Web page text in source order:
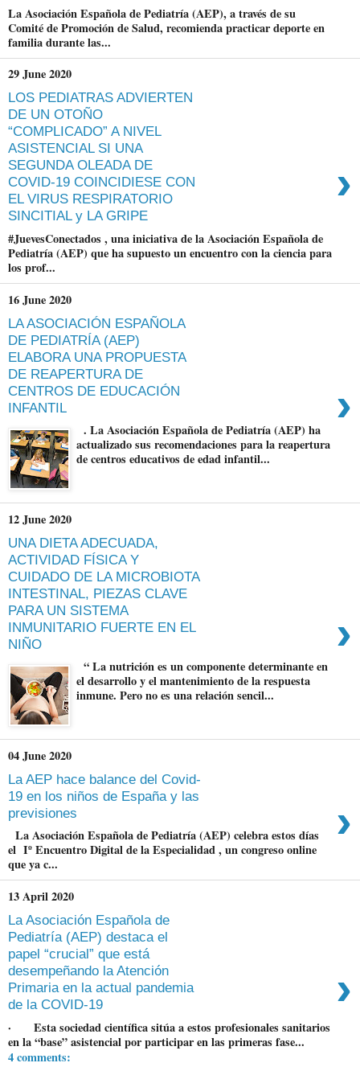
La Asociación Española de Pediatría (AEP), a través de su
Comité de Promoción de Salud, recomienda practicar deporte en
familia durante las...
29 June 2020
LOS PEDIATRAS ADVIERTEN
DE UN OTOÑO
“COMPLICADO” A NIVEL
ASISTENCIAL SI UNA
SEGUNDA OLEADA DE
COVID-19 COINCIDIESE CON
EL VIRUS RESPIRATORIO
SINCITIAL y LA GRIPE
›
#JuevesConectados , una iniciativa de la Asociación Española de
Pediatría (AEP) que ha supuesto un encuentro con la ciencia para
los prof...
16 June 2020
LA ASOCIACIÓN ESPAÑOLA
DE PEDIATRÍA (AEP)
ELABORA UNA PROPUESTA
DE REAPERTURA DE
CENTROS DE EDUCACIÓN
INFANTIL
›
. La Asociación Española de Pediatría (AEP) ha
actualizado sus recomendaciones para la reapertura
de centros educativos de edad infantil...
12 June 2020
UNA DIETA ADECUADA,
ACTIVIDAD FÍSICA Y
CUIDADO DE LA MICROBIOTA
INTESTINAL, PIEZAS CLAVE
PARA UN SISTEMA
INMUNITARIO FUERTE EN EL
NIÑO
›
“ La nutrición es un componente determinante en
el desarrollo y el mantenimiento de la respuesta
inmune. Pero no es una relación sencil...
04 June 2020
La AEP hace balance del Covid-
19 en los niños de España y las
previsiones
›
La Asociación Española de Pediatría (AEP) celebra estos días
el Iº Encuentro Digital de la Especialidad , un congreso online
que ya c...
13 April 2020
La Asociación Española de
Pediatría (AEP) destaca el
papel “crucial” que está
desempeñando la Atención
Primaria en la actual pandemia
de la COVID-19
›
· Esta sociedad científica sitúa a estos profesionales sanitarios
en la “base” asistencial por participar en las primeras fase...
4 comments: